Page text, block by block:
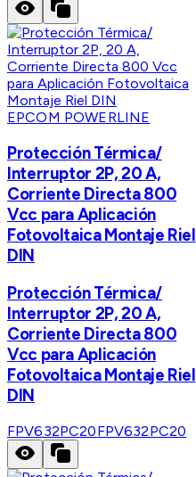
EPCOM POWERLINE
Protección Térmica/
Interruptor 2P, 20 A,
Corriente Directa 800
Vcc para Aplicación
Fotovoltaica Montaje Riel
DIN
Protección Térmica/
Interruptor 2P, 20 A,
Corriente Directa 800
Vcc para Aplicación
Fotovoltaica Montaje Riel
DIN
FPV632PC20FPV632PC20